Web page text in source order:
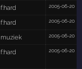
f:hard 2005-06-20
f:hard 2005-06-20
muziek 2005-06-20
f:hard 2005-06-20